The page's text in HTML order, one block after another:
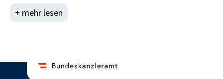
Umsetzung (in Übereinstimmung mit unionsrechtlichen
Vorgaben) um das hohe Schutzniveau für die menschliche
berücksichtigen.
+ mehr lesen